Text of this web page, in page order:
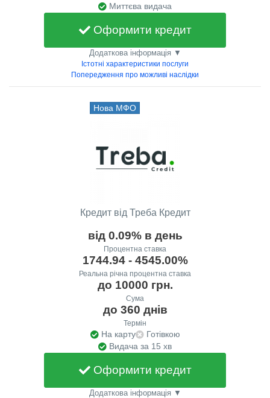
Миттєва видача
Оформити кредит
Додаткова інформація ▼
Істотні характеристики послуги
Попередження про можливі наслідки
Нова МФО
Кредит від Треба Кредит
від 0.09% в день
Процентна ставка
1744.94 - 4545.00%
Реальна річна процентна ставка
до 10000 грн.
Сума
до 360 днів
Термін
На карту
Готівкою
Видача за 15 хв
Оформити кредит
Додаткова інформація ▼